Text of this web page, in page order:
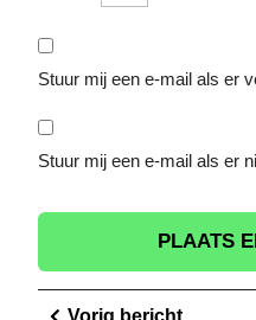
Stuur mij een e-mail als er
Stuur mij een e-mail als er
Berichtnavigatie
Vorig berichtVorig